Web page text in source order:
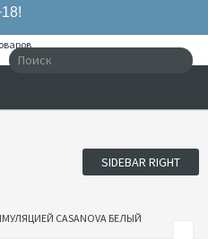
SIDEBAR RIGHT
CASANOVA БЕЛЫЙ